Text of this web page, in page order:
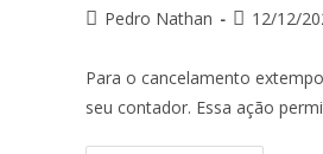
Pedro Nathan 12/12/
Para o cancelamento
seu contador. Essa ação